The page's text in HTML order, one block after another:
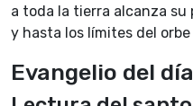
a toda la tierra alcanza su
y hasta los límites del
Evangelio del día